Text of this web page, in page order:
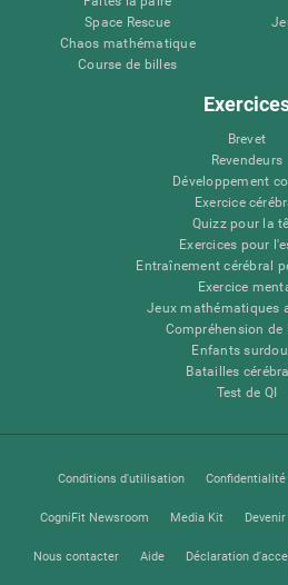
Space Rescue
Chaos mathématique
Course de billes
Brevet
Revendeurs
Développement
Exercice
Quizz pour la
Exercices pour
Entraînement cérébral
Exercice
Jeux mathématiques
Compréhension de
Enfants
Batailles
Test de QI
Conditions d'utilisation Confidentialité
CogniFit Newsroom Media Kit
Nous contacter Aide Déclaration